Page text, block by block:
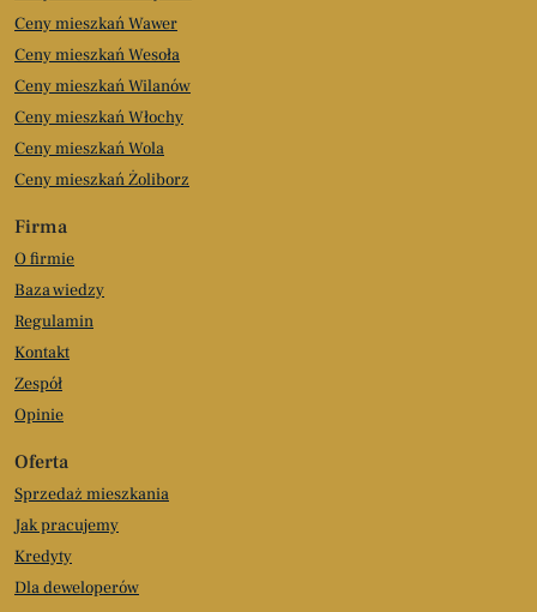
Ceny mieszkań Wawer
Ceny mieszkań Wesoła
Ceny mieszkań Wilanów
Ceny mieszkań Włochy
Ceny mieszkań Wola
Ceny mieszkań Żoliborz
Firma
O firmie
Baza wiedzy
Regulamin
Kontakt
Zespół
Opinie
Oferta
Sprzedaż mieszkania
Jak pracujemy
Kredyty
Dla deweloperów